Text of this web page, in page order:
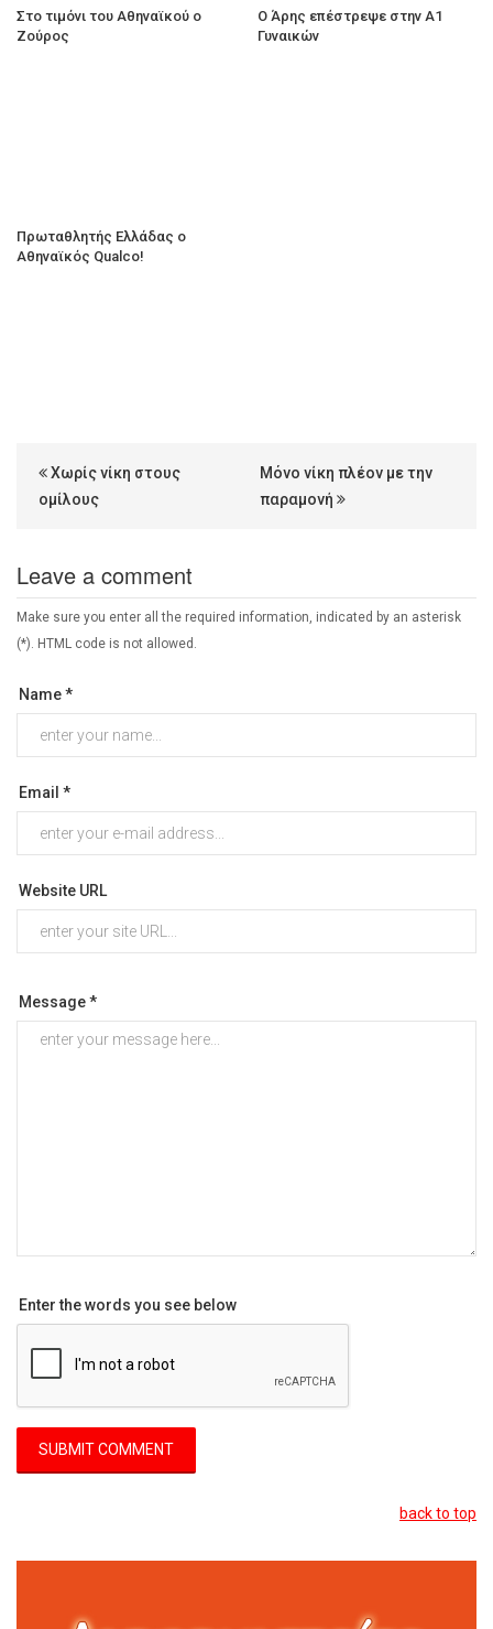
Στο τιμόνι του Αθηναϊκού ο
Ζούρος
Ο Άρης επέστρεψε στην Α1
Γυναικών
Πρωταθλητής Ελλάδας ο
Αθηναϊκός Qualco!
Χωρίς νίκη στους
ομίλους
Μόνο νίκη πλέον με την
παραμονή
Leave a comment
Make sure you enter all the required information, indicated by an asterisk
(*). HTML code is not allowed.
Name *
Email *
Website URL
Message *
Enter the words you see below
back to top